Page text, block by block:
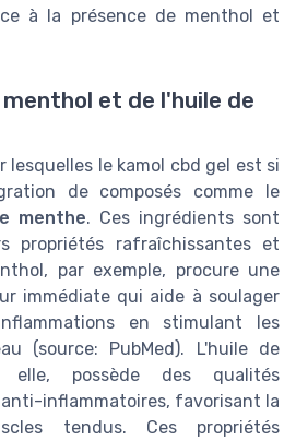
à la présence de menthol et
et de l'huile de
lesquelles le kamol cbd gel est si
de composés comme le
menthe. Ces ingrédients sont
propriétés rafraîchissantes et
par exemple, procure une
immédiate qui aide à soulager
en stimulant les
(source: PubMed). L'huile de
possède des qualités
inflammatoires, favorisant la
tendus. Ces propriétés